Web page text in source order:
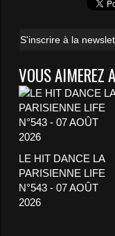
S'inscrire à la
VOUS AIMEREZ
LE HIT DANCE LA
PARISIENNE LIFE
N°543 - 07 AOÛT
2026